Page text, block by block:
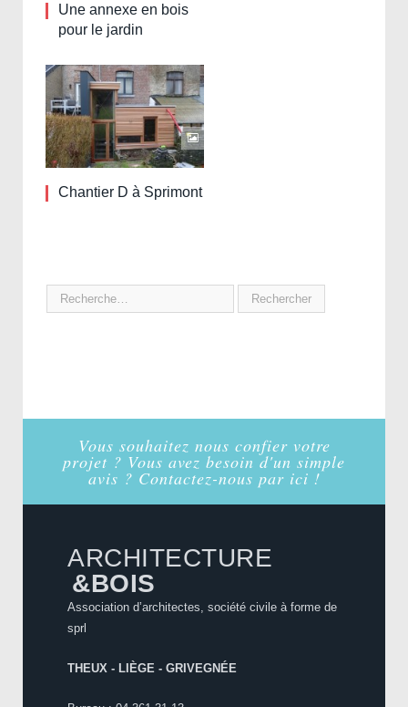
Une annexe en bois
pour le jardin
Chantier D à Sprimont
Vous souhaitez nous confier votre
projet ? Vous avez besoin d'un simple
avis ? Contactez-nous par ici !
ARCHITECTURE
&BOIS
Association d’architectes, société civile à forme de
sprl
THEUX - LIÈGE - GRIVEGNÉE